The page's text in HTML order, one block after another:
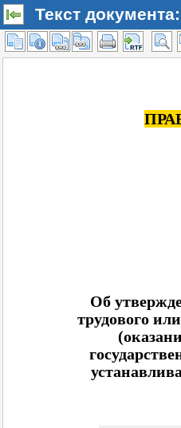
Текст документа: